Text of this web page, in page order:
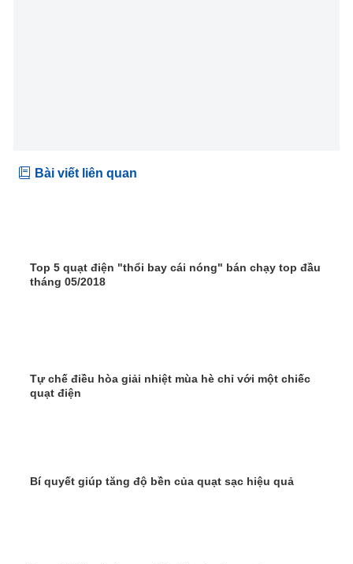
Bài viết liên quan
Top 5 quạt điện "thổi bay cái nóng" bán chạy top đầu
tháng 05/2018
Tự chế điều hòa giải nhiệt mùa hè chỉ với một chiếc
quạt điện
Bí quyết giúp tăng độ bền của quạt sạc hiệu quả